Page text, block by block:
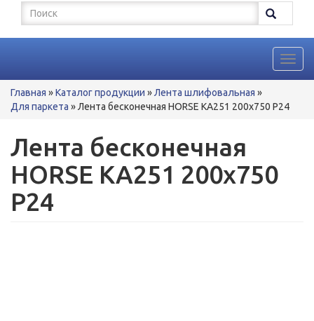
Форма
поиска
Поиск
Вы
здесь
Главная »Каталог продукции »Лента шлифовальная »
Для паркета »Лента бесконечная HORSE KA251 200x750 P24
Лента бесконечная
HORSE KA251 200x750
P24